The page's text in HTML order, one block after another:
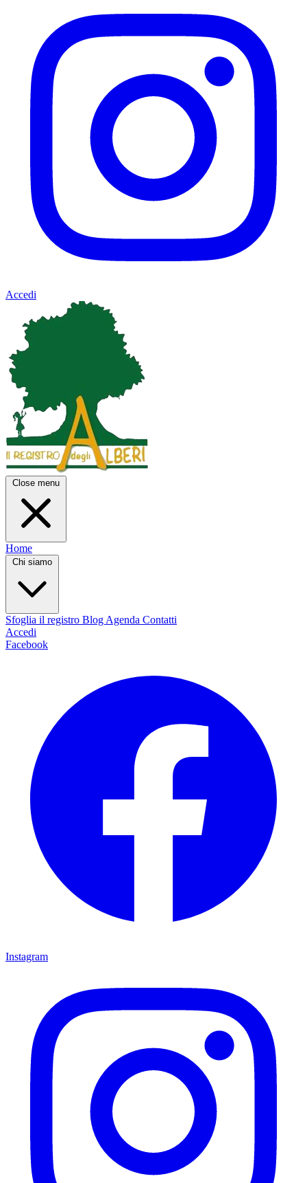
Accedi
Close menu
Home
Chi siamo
Sfoglia il registro Blog Agenda Contatti
Accedi
Facebook
Instagram